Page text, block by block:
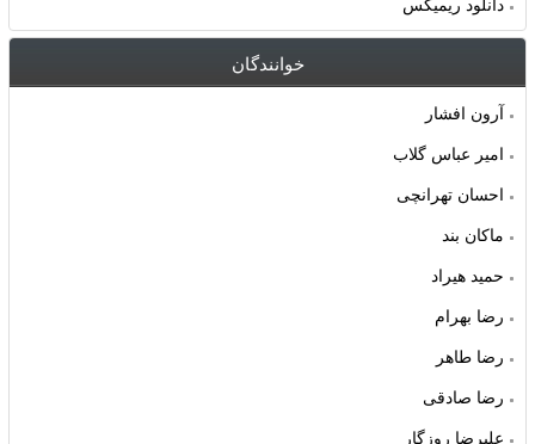
دانلود ریمیکس
خوانندگان
آرون افشار
امیر عباس گلاب
احسان تهرانچی
ماکان بند
حمید هیراد
رضا بهرام
رضا طاهر
رضا صادقی
علیرضا روزگار